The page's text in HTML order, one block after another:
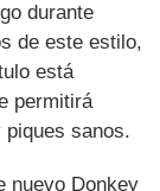
durante
de este estilo,
está
permitirá
piques sanos.
nuevo Donkey